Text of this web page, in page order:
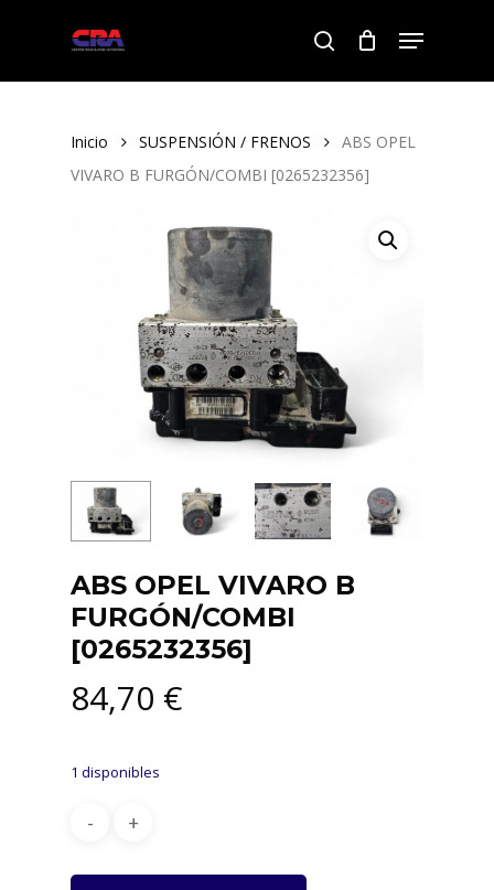
search
Menu
Inicio SUSPENSIÓN / FRENOS
ABS OPEL
VIVARO B FURGÓN/COMBI [0265232356]
ABS OPEL VIVARO B
FURGÓN/COMBI
[0265232356]
84,70 €
1 disponibles